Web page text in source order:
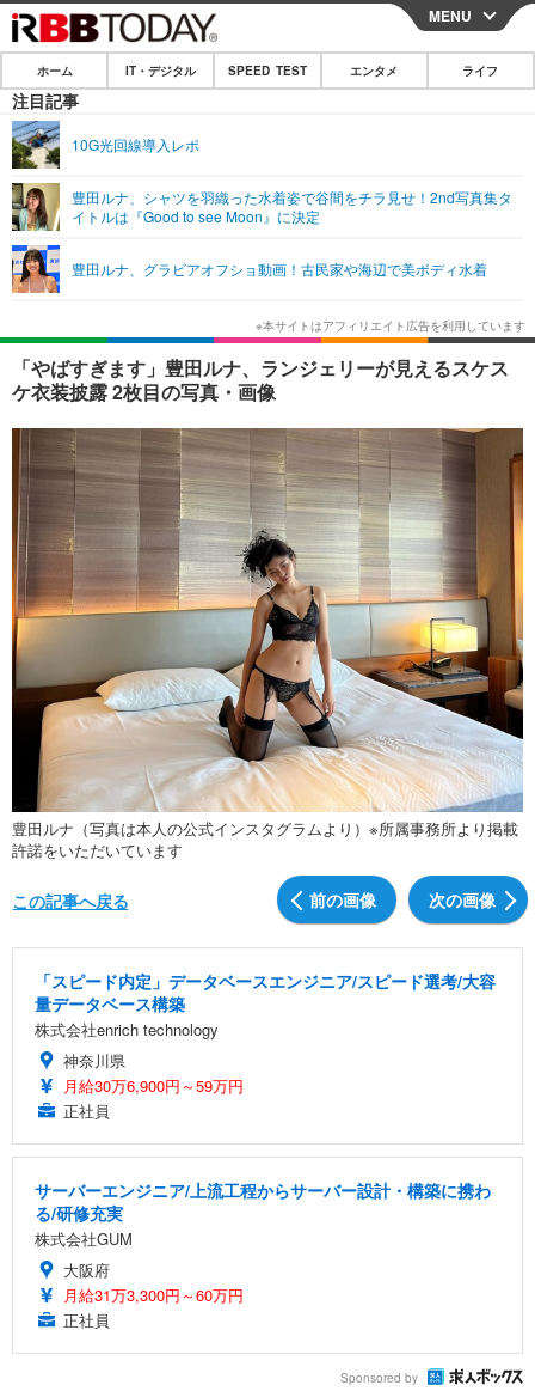
CLOSE
ホーム
IT・デジタル
ネタ
ショッピング その他
SPEED TEST
エンタメ
エンタメTOP 映画・ドラマ
韓国・芸能
音楽 スポーツ
ショッピング その他
ライフ
ライフTOP グルメ
ペット ショッピング
その他
リリース一覧
プッシュ通知の停止方法
MENU
ホーム IT・デジタル SPEED TEST エンタメ ライフ
注目記事
10G光回線導入レポ
豊田ルナ、シャツを羽織った水着姿で谷間をチラ見せ！2nd写真集タ
イトルは『Good to see Moon』に決定
豊田ルナ、グラビアオフショ動画！古民家や海辺で美ボディ水着
「やばすぎます」豊田ルナ、ランジェリーが見えるスケス
ケ衣装披露 2枚目の写真・画像
豊田ルナ（写真は本人の公式インスタグラムより）※所属事務所より掲載
許諾をいただいています
前の画像 次の画像
この記事へ戻る
「スピード内定」データベースエンジニア/スピード選考/大容
量データベース構築
株式会社enrich technology
神奈川県
月給30万6,900円～59万円
正社員
サーバーエンジニア/上流工程からサーバー設計・構築に携わ
る/研修充実
株式会社GUM
大阪府
月給31万3,300円～60万円
正社員
Sponsored by